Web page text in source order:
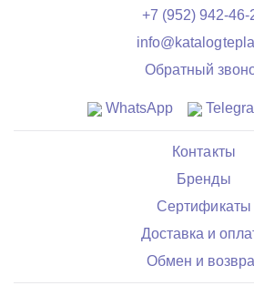
+7 (952) 942-46-
Обратный
WhatsApp
Контакты
Бренды
Сертификаты
Доставка и
Обмен и